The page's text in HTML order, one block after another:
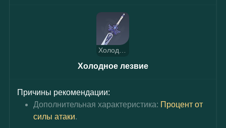
Холодное лезвие
Холодное лезвие
Причины рекомендации:
Дополнительная характеристика: Процент от
силы атаки.